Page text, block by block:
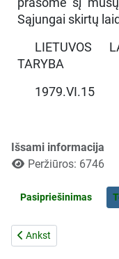
Sąjungai skirtų
LIETUVOS
TARYBA
1979.VI.15
Išsami informacija
Peržiūros: 6746
Pasipriešinimas
Ankstesnis straipsnis:
Ankst